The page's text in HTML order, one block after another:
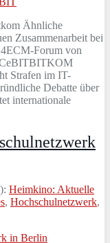
Ähnliche
Zusammenarbeit bei
Forum von
Strafen im IT-
Debatte über
internationale
Heimkino: Aktuelle
, Hochschulnetzwerk,